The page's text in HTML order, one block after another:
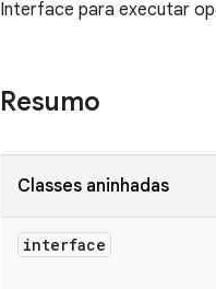
Interface para executar
Resumo
Classes aninhadas
interface